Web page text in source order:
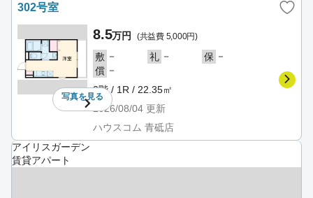
302号室
写真を見る
8.5万円 (共益費 5,000円)
敷 － 礼 － 保 －
償 －
3階 / 1R / 22.35㎡
2026/08/04 更新
ハウスコム 青砥店
アイリスガーデン
賃貸アパート